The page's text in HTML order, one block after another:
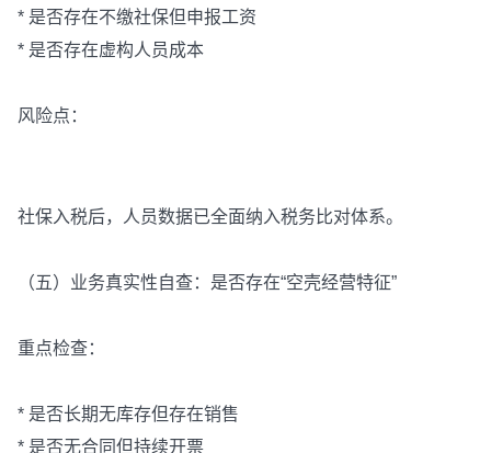
* 是否存在不缴社保但申报工资
* 是否存在虚构人员成本
风险点：
社保入税后，人员数据已全面纳入税务比对体系。
（五）业务真实性自查：是否存在“空壳经营特征”
重点检查：
* 是否长期无库存但存在销售
* 是否无合同但持续开票